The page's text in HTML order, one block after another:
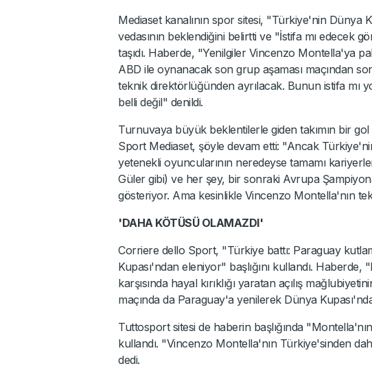
Mediaset kanalının spor sitesi, "Türkiye'nin Dünya
vedasının beklendiğini belirtti ve "İstifa mı edecek
taşıdı. Haberde, "Yenilgiler Vincenzo Montella'ya
ABD ile oynanacak son grup aşaması maçından
teknik direktörlüğünden ayrılacak. Bunun istifa mı
belli değil" denildi.
Turnuvaya büyük beklentilerle giden takımın bir
Sport Mediaset, şöyle devam etti: "Ancak
yetenekli oyuncularının neredeyse tamamı
Güler gibi) ve her şey, bir sonraki Avrupa
gösteriyor. Ama kesinlikle Vincenzo Montella'nın
'DAHA KÖTÜSÜ OLAMAZDI'
Corriere dello Sport, "Türkiye battı: Paraguay
Kupası'ndan eleniyor" başlığını kullandı.
karşısında hayal kırıklığı yaratan açılış
maçında da Paraguay'a yenilerek Dünya
Tuttosport sitesi de haberin başlığında
kullandı. "Vincenzo Montella'nın Türkiye'sinden
dedi.